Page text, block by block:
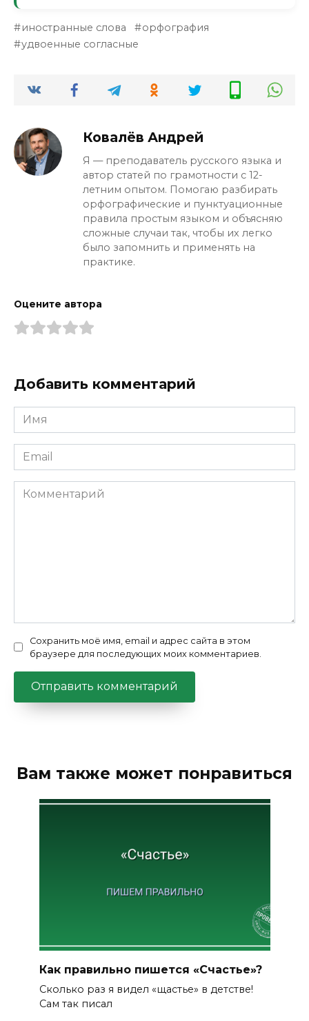
«коммуникация» = «коммуна» + «кация».
Напишите на стикере «две ММ» и
ошибка уйдёт.
иностранные слова
орфография
удвоенные согласные
Ковалёв Андрей
Я — преподаватель русского языка и
автор статей по грамотности с 12-
летним опытом. Помогаю разбирать
орфографические и пунктуационные
правила простым языком и объясняю
сложные случаи так, чтобы их легко
было запомнить и применять на
практике.
Оцените автора
Добавить комментарий
Имя
*
Email
*
Комментарий
Сохранить моё имя, email и адрес сайта в этом
браузере для последующих моих комментариев.
Вам также может понравиться
Как правильно пишется «Счастье»?
Сколько раз я видел «щастье» в детстве!
Сам так писал